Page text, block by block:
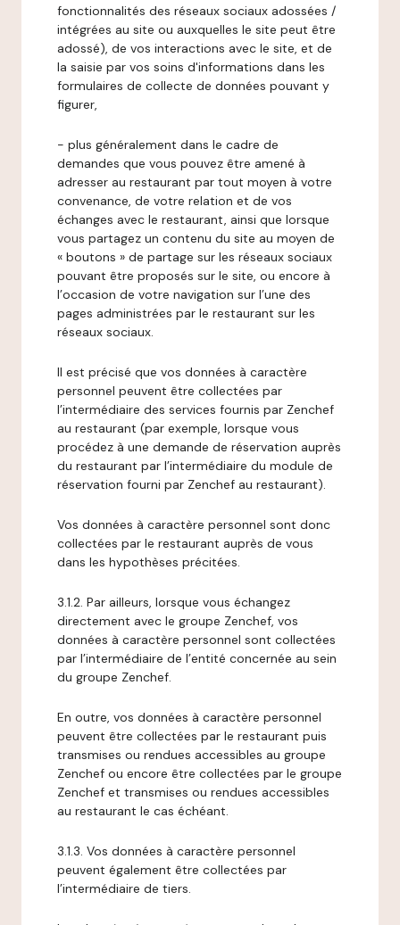
fonctionnalités des réseaux sociaux adossées /
intégrées au site ou auxquelles le site peut être
adossé), de vos interactions avec le site, et de
la saisie par vos soins d'informations dans les
formulaires de collecte de données pouvant y
figurer,
- plus généralement dans le cadre de
demandes que vous pouvez être amené à
adresser au restaurant par tout moyen à votre
convenance, de votre relation et de vos
échanges avec le restaurant, ainsi que lorsque
vous partagez un contenu du site au moyen de
« boutons » de partage sur les réseaux sociaux
pouvant être proposés sur le site, ou encore à
l’occasion de votre navigation sur l’une des
pages administrées par le restaurant sur les
réseaux sociaux.
Il est précisé que vos données à caractère
personnel peuvent être collectées par
l’intermédiaire des services fournis par Zenchef
au restaurant (par exemple, lorsque vous
procédez à une demande de réservation auprès
du restaurant par l’intermédiaire du module de
réservation fourni par Zenchef au restaurant).
Vos données à caractère personnel sont donc
collectées par le restaurant auprès de vous
dans les hypothèses précitées.
3.1.2. Par ailleurs, lorsque vous échangez
directement avec le groupe Zenchef, vos
données à caractère personnel sont collectées
par l’intermédiaire de l’entité concernée au sein
du groupe Zenchef.
En outre, vos données à caractère personnel
peuvent être collectées par le restaurant puis
transmises ou rendues accessibles au groupe
Zenchef ou encore être collectées par le groupe
Zenchef et transmises ou rendues accessibles
au restaurant le cas échéant.
3.1.3. Vos données à caractère personnel
peuvent également être collectées par
l’intermédiaire de tiers.